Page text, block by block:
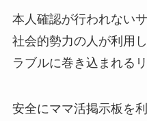
本人確認が行われない
社会的勢力の人が利用
ラブルに巻き込まれる
安全にママ活掲示板を